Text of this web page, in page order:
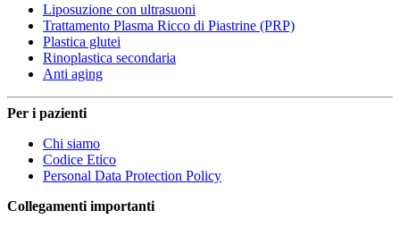
Liposuzione con ultrasuoni
Trattamento Plasma Ricco di Piastrine (PRP)
Plastica glutei
Rinoplastica secondaria
Anti aging
Per i pazienti
Chi siamo
Codice Etico
Personal Data Protection Policy
Collegamenti importanti